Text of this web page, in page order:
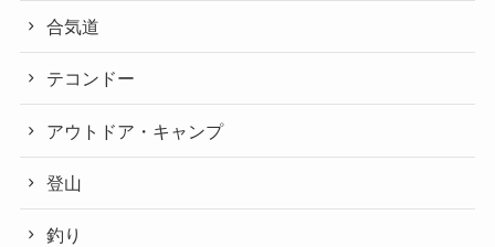
合気道
テコンドー
アウトドア・キャンプ
登山
釣り